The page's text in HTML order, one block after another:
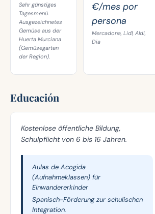
Sehr günstiges
Tagesmenü.
Ausgezeichnetes
Gemüse aus der
Huerta Murciana
(Gemüsegarten
der Region).
€/mes por
persona
Mercadona, Lidl, Aldi,
Dia
Educación
Kostenlose öffentliche Bildung,
Schulpflicht von 6 bis 16 Jahren.
Aulas de Acogida
(Aufnahmeklassen) für
Einwandererkinder
Spanisch-Förderung zur schulischen
Integration.